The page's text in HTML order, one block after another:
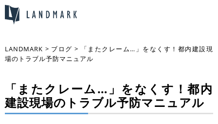
LANDMARK > ブログ >
「またクレーム…」をなくす！都内建設現
場のトラブル予防マニュアル
「またクレーム…」をなくす！都内
建設現場のトラブル予防マニュアル